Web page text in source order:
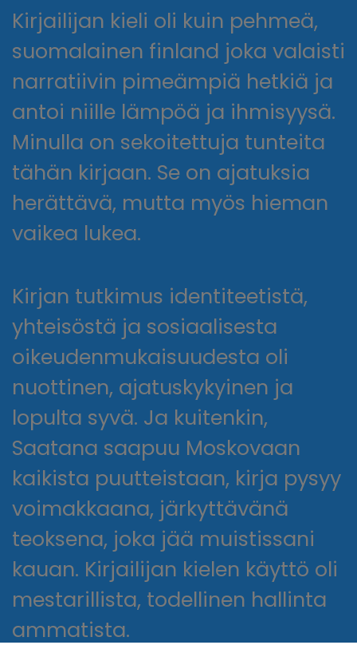
Kirjailijan kieli oli kuin pehmeä,
suomalainen finland joka valaisti
narratiivin pimeämpiä hetkiä ja
antoi niille lämpöä ja ihmisyysä.
Minulla on sekoitettuja tunteita
tähän kirjaan. Se on ajatuksia
herättävä, mutta myös hieman
vaikea lukea.
Kirjan tutkimus identiteetistä,
yhteisöstä ja sosiaalisesta
oikeudenmukaisuudesta oli
nuottinen, ajatuskykyinen ja
lopulta syvä. Ja kuitenkin,
Saatana saapuu Moskovaan
kaikista puutteistaan, kirja pysyy
voimakkaana, järkyttävänä
teoksena, joka jää muistissani
kauan. Kirjailijan kielen käyttö oli
mestarillista, todellinen hallinta
ammatista.